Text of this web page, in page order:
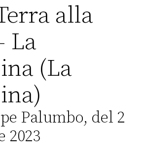
alla
La
(La
Palumbo, del 2
2023